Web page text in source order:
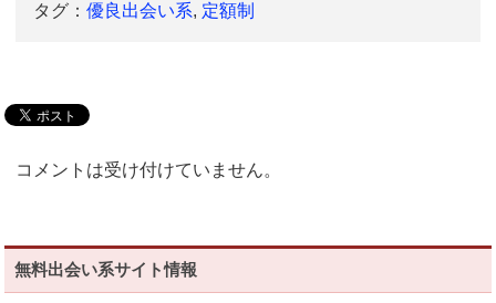
タグ：優良出会い系, 定額制
コメントは受け付けていません。
無料出会い系サイト情報